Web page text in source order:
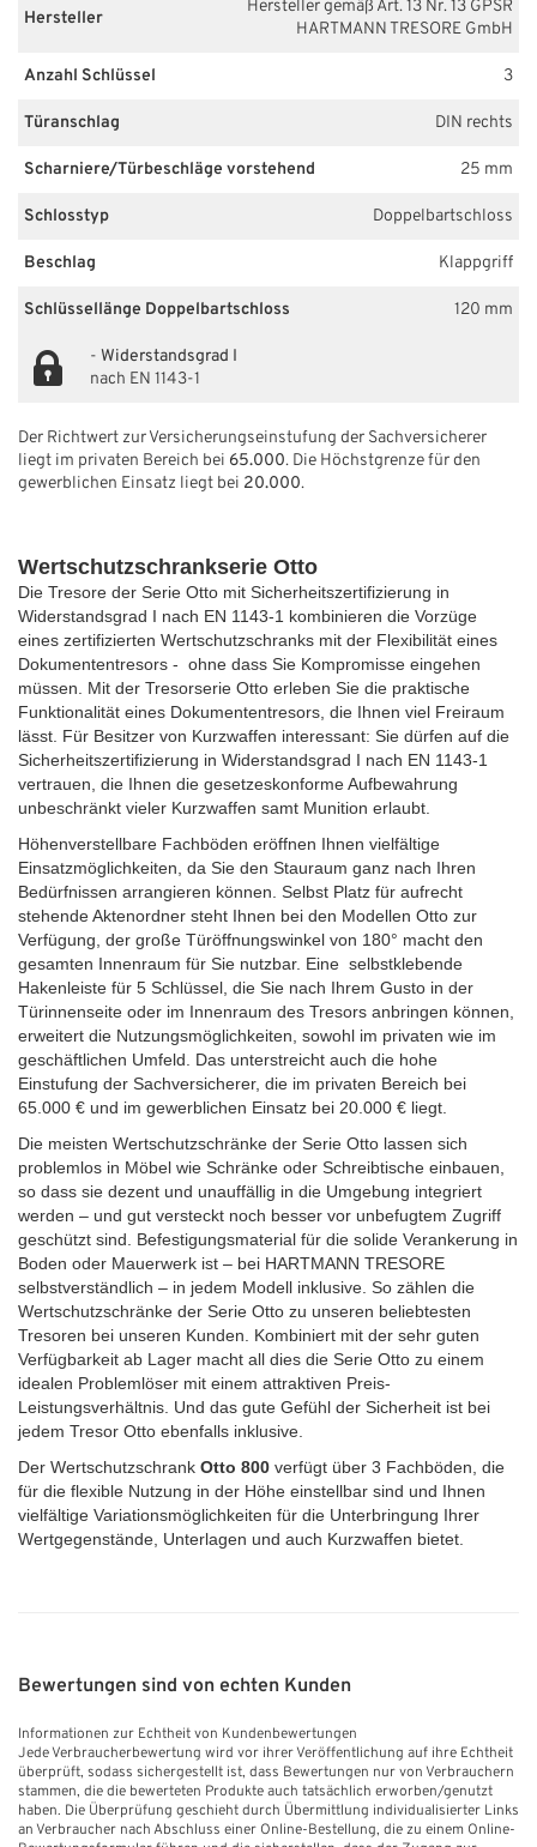
Hersteller
Hersteller gemäß Art. 13 Nr. 13 GPSR
HARTMANN TRESORE GmbH
Anzahl Schlüssel 3
Türanschlag DIN rechts
Scharniere/Türbeschläge vorstehend 25 mm
Schlosstyp Doppelbartschloss
Beschlag Klappgriff
Schlüssellänge Doppelbartschloss 120 mm
- Widerstandsgrad I
nach EN 1143-1
Der Richtwert zur Versicherungseinstufung der Sachversicherer
liegt im privaten Bereich bei 65.000. Die Höchstgrenze für den
gewerblichen Einsatz liegt bei 20.000.
Wertschutzschrankserie Otto
Die Tresore der Serie Otto mit Sicherheitszertifizierung in
Widerstandsgrad I nach EN 1143-1 kombinieren die Vorzüge
eines zertifizierten Wertschutzschranks mit der Flexibilität eines
Dokumententresors - ohne dass Sie Kompromisse eingehen
müssen. Mit der Tresorserie Otto erleben Sie die praktische
Funktionalität eines Dokumententresors, die Ihnen viel Freiraum
lässt. Für Besitzer von Kurzwaffen interessant: Sie dürfen auf die
Sicherheitszertifizierung in Widerstandsgrad I nach EN 1143-1
vertrauen, die Ihnen die gesetzeskonforme Aufbewahrung
unbeschränkt vieler Kurzwaffen samt Munition erlaubt.
Höhenverstellbare Fachböden eröffnen Ihnen vielfältige
Einsatzmöglichkeiten, da Sie den Stauraum ganz nach Ihren
Bedürfnissen arrangieren können. Selbst Platz für aufrecht
stehende Aktenordner steht Ihnen bei den Modellen Otto zur
Verfügung, der große Türöffnungswinkel von 180° macht den
gesamten Innenraum für Sie nutzbar. Eine selbstklebende
Hakenleiste für 5 Schlüssel, die Sie nach Ihrem Gusto in der
Türinnenseite oder im Innenraum des Tresors anbringen können,
erweitert die Nutzungsmöglichkeiten, sowohl im privaten wie im
geschäftlichen Umfeld. Das unterstreicht auch die hohe
Einstufung der Sachversicherer, die im privaten Bereich bei
65.000 € und im gewerblichen Einsatz bei 20.000 € liegt.
Die meisten Wertschutzschränke der Serie Otto lassen sich
problemlos in Möbel wie Schränke oder Schreibtische einbauen,
so dass sie dezent und unauffällig in die Umgebung integriert
werden – und gut versteckt noch besser vor unbefugtem Zugriff
geschützt sind. Befestigungsmaterial für die solide Verankerung in
Boden oder Mauerwerk ist – bei HARTMANN TRESORE
selbstverständlich – in jedem Modell inklusive. So zählen die
Wertschutzschränke der Serie Otto zu unseren beliebtesten
Tresoren bei unseren Kunden. Kombiniert mit der sehr guten
Verfügbarkeit ab Lager macht all dies die Serie Otto zu einem
idealen Problemlöser mit einem attraktiven Preis-
Leistungsverhältnis. Und das gute Gefühl der Sicherheit ist bei
jedem Tresor Otto ebenfalls inklusive.
Der Wertschutzschrank Otto 800 verfügt über 3 Fachböden, die
für die flexible Nutzung in der Höhe einstellbar sind und Ihnen
vielfältige Variationsmöglichkeiten für die Unterbringung Ihrer
Wertgegenstände, Unterlagen und auch Kurzwaffen bietet.
Bewertungen sind von echten Kunden
Informationen zur Echtheit von Kundenbewertungen
Jede Verbraucherbewertung wird vor ihrer Veröffentlichung auf ihre Echtheit
überprüft, sodass sichergestellt ist, dass Bewertungen nur von Verbrauchern
stammen, die die bewerteten Produkte auch tatsächlich erworben/genutzt
haben. Die Überprüfung geschieht durch Übermittlung individualisierter Links
an Verbraucher nach Abschluss einer Online-Bestellung, die zu einem Online-